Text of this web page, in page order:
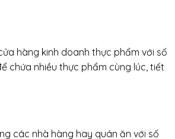
hàng kinh doanh thực phẩm với số
chứa nhiều thực phẩm cùng lúc, tiết
các nhà hàng hay quán ăn với số